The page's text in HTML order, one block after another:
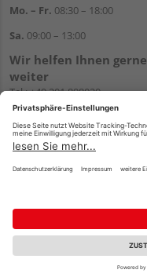
Mo. – Fr. 08:30 – 18:00
Sa. 09:00 – 13:00
Wir helfen Ihnen gerne
weiter
Tel.:+49 201 898020
E-Mail:shop@vonderstein.de
Impressum AGB
Reservierungsbedingungen